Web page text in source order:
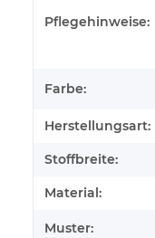
Pflegehinweise:
Farbe:
Herstellungsart:
Stoffbreite:
Material:
Muster: